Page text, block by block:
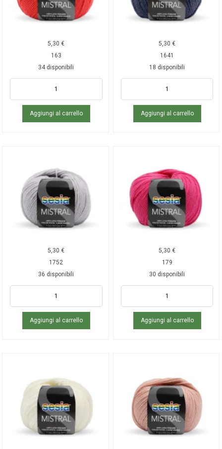
5,30€
163
34 disponibili
Aggiungi al carrello
5,30€
1641
18 disponibili
Aggiungi al carrello
5,30€
1752
36 disponibili
Aggiungi al carrello
5,30€
179
30 disponibili
Aggiungi al carrello